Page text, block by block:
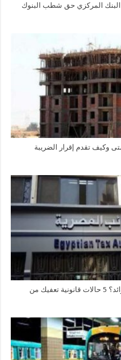
حالات تمنح البنك المركزي حق شطب البنوك
وكيف تقدم إقرار الضريبة
متى تسقط عنك الديون والفوائد؟ 5 حالات قانونية تعفيك من